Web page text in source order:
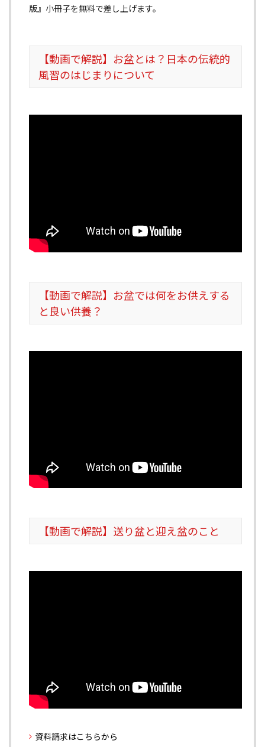
版』小冊子を無料で差し上げます。
【動画で解説】お盆とは？日本の伝統的
風習のはじまりについて
【動画で解説】お盆では何をお供えする
と良い供養？
【動画で解説】送り盆と迎え盆のこと
資料請求はこちらから